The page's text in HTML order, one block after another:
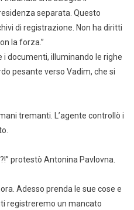
separata. Questo
di registrazione. Non ha diritti
la forza.”
i documenti, illuminando le righe
pesante verso Vadim, che si
tremanti. L’agente controllò i
protestò Antonina Pavlovna.
Adesso prenda le sue cose e
registreremo un mancato